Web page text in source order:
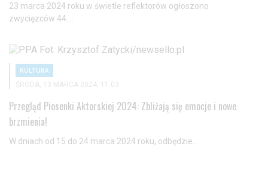
przejdź doustawień zaawansowanych.
23 marca 2024 roku w świetle reflektorów ogłoszono
zwycięzców 44....
KULTURA
ŚRODA, 13 MARCA 2024, 11:03
Przegląd Piosenki Aktorskiej 2024: Zbliżają się emocje i nowe
brzmienia!
W dniach od 15 do 24 marca 2024 roku, odbędzie...